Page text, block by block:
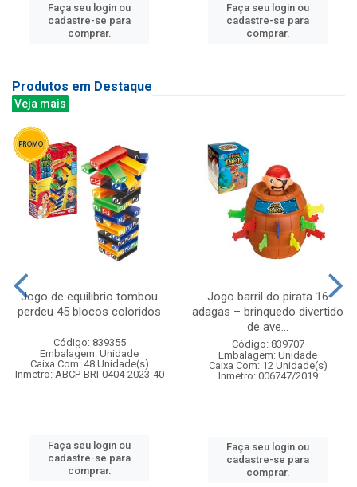
Faça seu login ou
cadastre-se para
comprar.
Faça seu login ou
cadastre-se para
comprar.
Produtos em Destaque
Veja mais
Jogo de equilibrio tombou
perdeu 45 blocos coloridos
Código: 839355
Embalagem: Unidade
Caixa Com: 48 Unidade(s)
Inmetro: ABCP-BRI-0404-2023-40
Faça seu login ou
cadastre-se para
comprar.
Jogo barril do pirata 16
adagas – brinquedo divertido
de ave...
Código: 839707
Embalagem: Unidade
Caixa Com: 12 Unidade(s)
Inmetro: 006747/2019
Faça seu login ou
cadastre-se para
comprar.